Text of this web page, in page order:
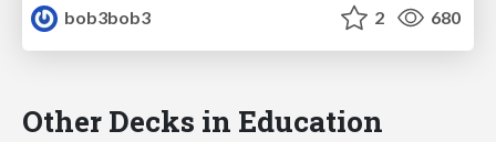
bob3bob3
2 680
Other Decks in Education